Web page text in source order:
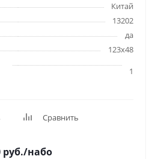
Китай
13202
да
123х48
1
Сравнить
руб./набо